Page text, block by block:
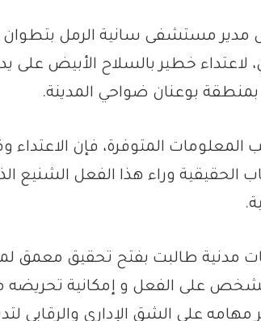
لاعتداء خطير بالسلاح الأبيض
بوعنان ضواحي المدينة.
المتوفرة، فإن
الحقيقية وراء هذا الفعل الشنيع
مدنية طالبت بفتح تحقيق معمق
على الفعل و إمكانية
مهامه على الشق الإداري والرقابي